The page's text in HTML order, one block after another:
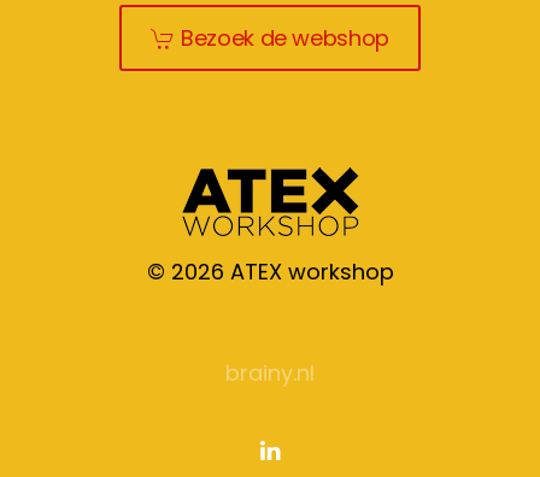
Bezoek de webshop
© 2026 ATEX workshop
brainy.nl